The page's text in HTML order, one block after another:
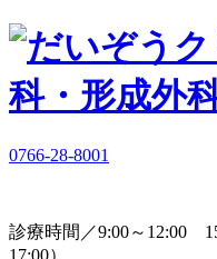
0766-28-8001
診療時間／9:00～12:00
17:00）